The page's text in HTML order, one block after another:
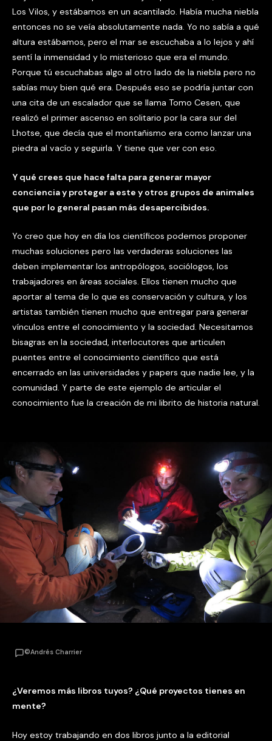
Los Vilos, y estábamos en un acantilado. Había mucha niebla
entonces no se veía absolutamente nada. Yo no sabía a qué
altura estábamos, pero el mar se escuchaba a lo lejos y ahí
sentí la inmensidad y lo misterioso que era el mundo.
Porque tú escuchabas algo al otro lado de la niebla pero no
sabías muy bien qué era. Después eso se podría juntar con
una cita de un escalador que se llama Tomo Cesen, que
realizó el primer ascenso en solitario por la cara sur del
Lhotse, que decía que el montañismo era como lanzar una
piedra al vacío y seguirla. Y tiene que ver con eso.
Y qué crees que hace falta para generar mayor
conciencia y proteger a este y otros grupos de animales
que por lo general pasan más desapercibidos.
Yo creo que hoy en día los científicos podemos proponer
muchas soluciones pero las verdaderas soluciones las
deben implementar los antropólogos, sociólogos, los
trabajadores en áreas sociales. Ellos tienen mucho que
aportar al tema de lo que es conservación y cultura, y los
artistas también tienen mucho que entregar para generar
vínculos entre el conocimiento y la sociedad. Necesitamos
bisagras en la sociedad, interlocutores que articulen
puentes entre el conocimiento científico que está
encerrado en las universidades y papers que nadie lee, y la
comunidad. Y parte de este ejemplo de articular el
conocimiento fue la creación de mi librito de historia natural.
©Andrés Charrier
¿Veremos más libros tuyos? ¿Qué proyectos tienes en
mente?
Hoy estoy trabajando en dos libros junto a la editorial